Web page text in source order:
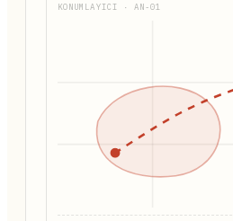
KONUMLAYICI · AN-01